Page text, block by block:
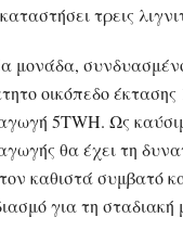
τρεις
μονάδα,
οικόπεδο
5TWH. Ως
θα έχει τη
καθιστά συμβατό
για τη